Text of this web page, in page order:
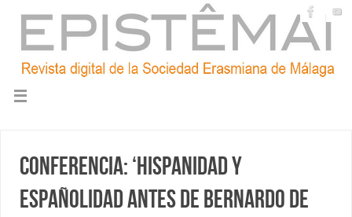
Conferencia: ‘Hispanidad y
españolidad antes de Bernardo de